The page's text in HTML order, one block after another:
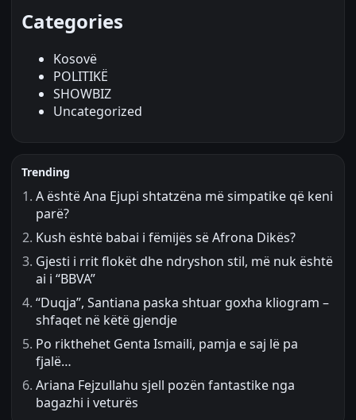
Categories
Kosovë
POLITIKË
SHOWBIZ
Uncategorized
Trending
A është Ana Ejupi shtatzëna më simpatike që keni
parë?
Kush është babai i fëmijës së Afrona Dikës?
Gjesti i rrit flokët dhe ndryshon stil, më nuk është
ai i “BBVA”
“Duqja”, Santiana paska shtuar goxha kliogram –
shfaqet në këtë gjendje
Po rikthehet Genta Ismaili, pamja e saj lë pa
fjalë…
Ariana Fejzullahu sjell pozën fantastike nga
bagazhi i veturës